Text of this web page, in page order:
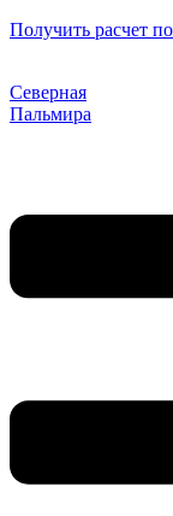
Получить расчет
Северная
Пальмира